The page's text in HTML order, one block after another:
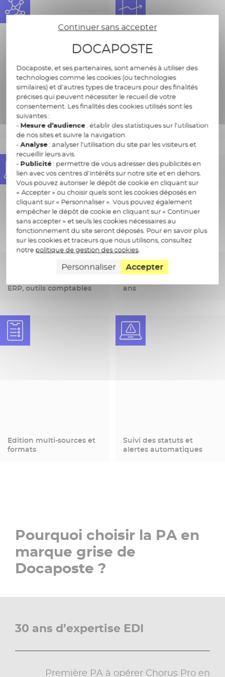
Workflows de validation
personnalisables
pilotage trésorerie
ERP, outils comptables
ans
Edition multi-sources et
formats
Suivi des statuts et
alertes automatiques
Pourquoi choisir la PA en
marque grise de
Docaposte ?
30 ans d’expertise EDI
Première PA à opérer Chorus Pro en
Continuer sans accepter
DOCAPOSTE
Docaposte, et ses partenaires, sont amenés à utiliser des
technologies comme les cookies (ou technologies
similaires) et d’autres types de traceurs pour des finalités
précises qui peuvent nécessiter le recueil de votre
consentement. Les finalités des cookies utilisés sont les
suivantes :
- Mesure d’audience: établir des statistiques sur l’utilisation
de nos sites et suivre la navigation.
-Analyse: analyser l’utilisation du site par les visiteurs et
recueillir leurs avis.
- Publicité: permettre de vous adresser des publicités en
lien avec vos centres d’intérêts sur notre site et en dehors.
Vous pouvez autoriser le dépôt de cookie en cliquant sur
« Accepter » ou choisir quels sont les cookies déposés en
cliquant sur « Personnaliser ». Vous pouvez également
empêcher le dépôt de cookie en cliquant sur « Continuer
sans accepter » et seuls les cookies nécessaires au
fonctionnement du site seront déposés. Pour en savoir plus
sur les cookies et traceurs que nous utilisons, consultez
notre politique de gestion des cookies.
Personnaliser Accepter